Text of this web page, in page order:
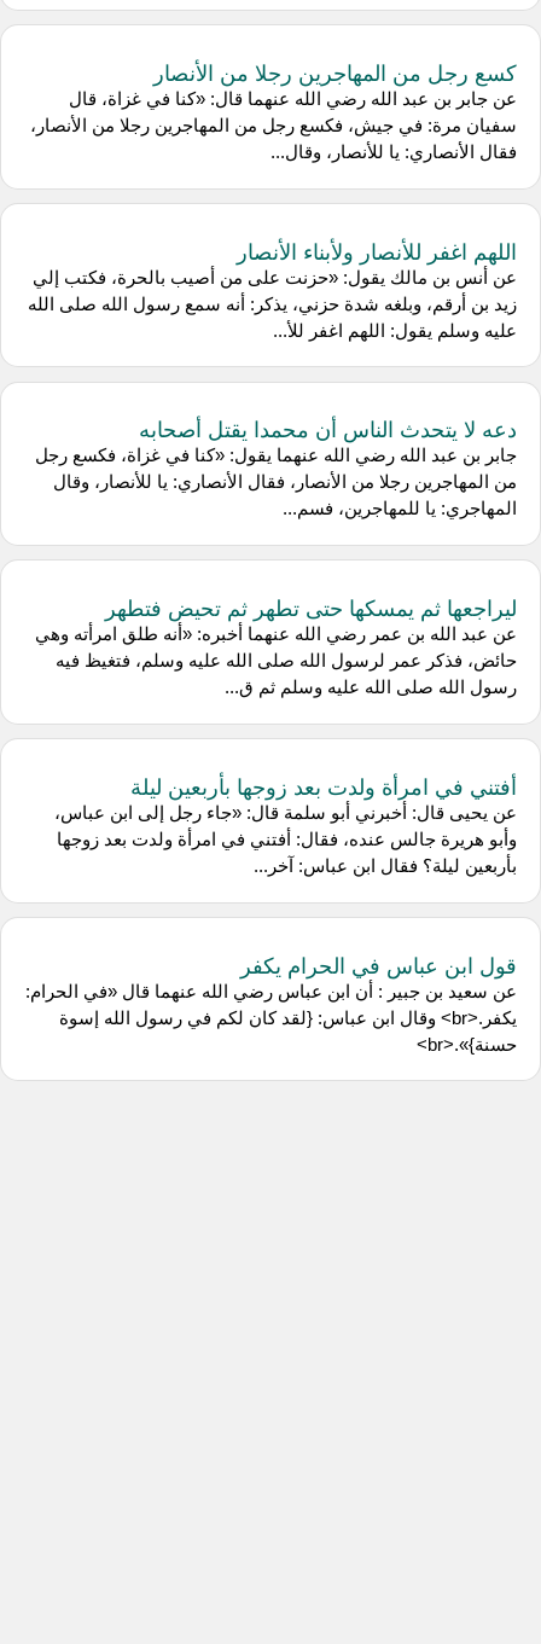
كسع رجل من المهاجرين رجلا من الأنصار
عن ‌جابر بن عبد الله رضي الله عنهما قال: «كنا في غزاة، قال
سفيان مرة: في جيش، فكسع رجل من المهاجرين رجلا من الأنصار،
فقال الأنصاري: يا للأنصار، وقال...
اللهم اغفر للأنصار ولأبناء الأنصار
عن ‌أنس بن مالك يقول: «حزنت على من أصيب بالحرة، فكتب إلي
زيد بن أرقم، وبلغه شدة حزني، يذكر: أنه سمع رسول الله صلى الله
عليه وسلم يقول: اللهم اغفر للأ...
دعه لا يتحدث الناس أن محمدا يقتل أصحابه
جابر بن عبد الله رضي الله عنهما يقول: «كنا في غزاة، فكسع رجل
من المهاجرين رجلا من الأنصار، فقال الأنصاري: يا للأنصار، وقال
المهاجري: يا للمهاجرين، فسم...
ليراجعها ثم يمسكها حتى تطهر ثم تحيض فتطهر
عن عبد الله بن عمر رضي الله عنهما أخبره: «أنه طلق امرأته وهي
حائض، فذكر عمر لرسول الله صلى الله عليه وسلم، فتغيظ فيه
رسول الله صلى الله عليه وسلم ثم ق...
أفتني في امرأة ولدت بعد زوجها بأربعين ليلة
عن ‌يحيى قال: أخبرني ‌أبو سلمة قال: «جاء رجل إلى ابن عباس،
وأبو هريرة جالس عنده، فقال: أفتني في امرأة ولدت بعد زوجها
بأربعين ليلة؟ فقال ابن عباس: آخر...
قول ابن عباس في الحرام يكفر
عن ‌سعيد بن جبير : أن ‌ابن عباس رضي الله عنهما قال «في الحرام:
يكفر.<br> وقال ابن عباس: {لقد كان لكم في رسول الله إسوة
حسنة}».<br>